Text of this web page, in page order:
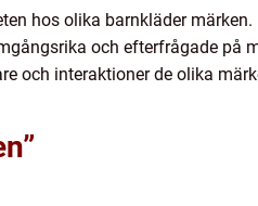
hos olika barnkläder
och efterfrågade på
och interaktioner de olika